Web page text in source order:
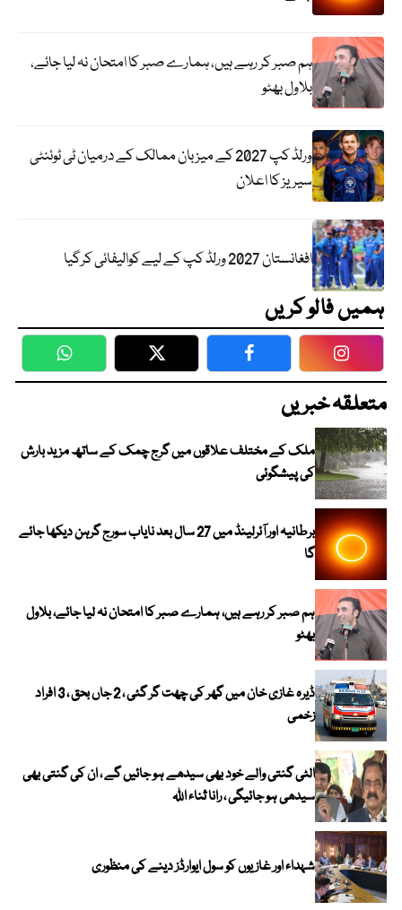
ہم صبر کر رہے ہیں، ہمارے صبر کا امتحان نہ لیا جائے،
بلاول بھٹو
ورلڈ کپ 2027 کے میزبان ممالک کے درمیان ٹی ٹوئنٹی
سیریز کا اعلان
افغانستان 2027 ورلڈ کپ کے لیے کوالیفائی کرگیا
ہمیں فالو کریں
WhatsApp Twitter Facebook
متعلقہ خبریں
ملک کے مختلف علاقوں میں گرج چمک کے ساتھ مزید بارش
کی پیشگوئی
برطانیہ اور آئرلینڈ میں 27 سال بعد نایاب سورج گرہن دیکھا جائے
گا
ہم صبر کر رہے ہیں، ہمارے صبر کا امتحان نہ لیا جائے، بلاول
بھٹو
ڈیرہ غازی خان میں گھر کی چھت گر گئی ، 2 جاں بحق ، 3 افراد
زخمی
الٹی گنتی والے خود بھی سیدھے ہو جائیں گے ، ان کی گنتی بھی
سیدھی ہو جائیگی ، رانا ثناء اللہ
شہداء اور غازیوں کو سول ایوارڈز دینے کی منظوری